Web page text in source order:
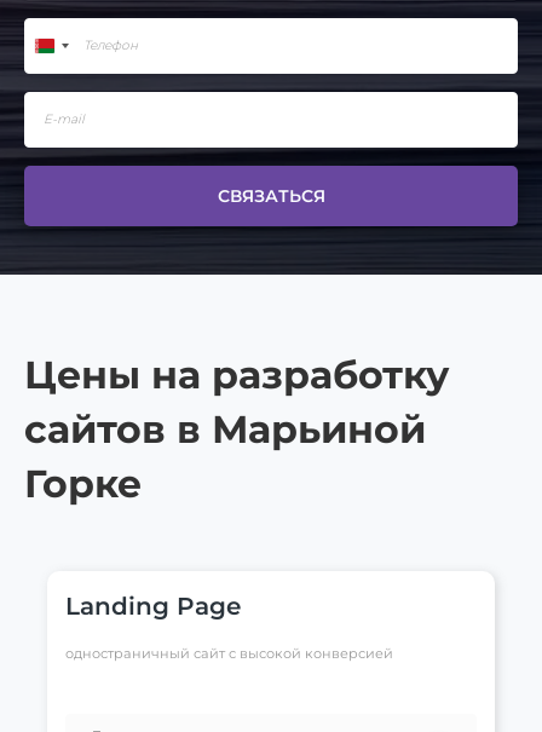
СВЯЗАТЬСЯ
Цены на разработку
сайтов в Марьиной
Горке
Landing Page
одностраничный сайт с высокой конверсией